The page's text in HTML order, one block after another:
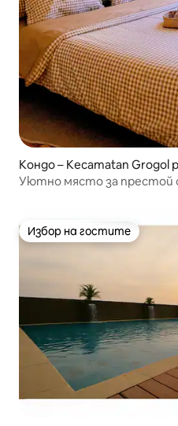
Кондо – Kecamatan Grogol
Уютно място за престой с
Избор на гостите
Избор на гостите